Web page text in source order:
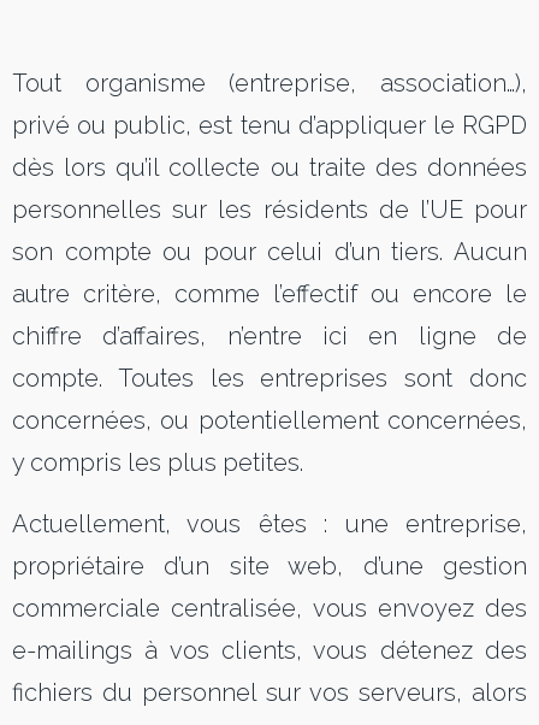
Tout organisme (entreprise, association…),
privé ou public, est tenu d’appliquer le RGPD
dès lors qu’il collecte ou traite des données
personnelles sur les résidents de l’UE pour
son compte ou pour celui d’un tiers. Aucun
autre critère, comme l’effectif ou encore le
chiffre d’affaires, n’entre ici en ligne de
compte. Toutes les entreprises sont donc
concernées, ou potentiellement concernées,
y compris les plus petites.
Actuellement, vous êtes : une entreprise,
propriétaire d’un site web, d’une gestion
commerciale centralisée, vous envoyez des
e-mailings à vos clients, vous détenez des
fichiers du personnel sur vos serveurs, alors